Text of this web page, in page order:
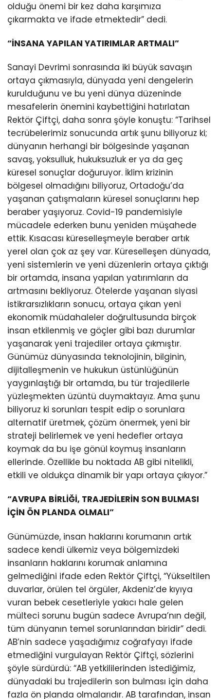
olduğu önemi bir kez daha karşımıza
çıkarmakta ve ifade etmektedir” dedi.
“İNSANA YAPILAN YATIRIMLAR ARTMALI”
Sanayi Devrimi sonrasında iki büyük savaşın
ortaya çıkmasıyla, dünyada yeni dengelerin
kurulduğunu ve bu yeni dünya düzeninde
mesafelerin önemini kaybettiğini hatırlatan
Rektör Çiftçi, daha sonra şöyle konuştu: “Tarihsel
tecrübelerimiz sonucunda artık şunu biliyoruz ki;
dünyanın herhangi bir bölgesinde yaşanan
savaş, yoksulluk, hukuksuzluk er ya da geç
küresel sonuçlar doğuruyor. İklim krizinin
bölgesel olmadığını biliyoruz, Ortadoğu’da
yaşanan çatışmaların küresel sonuçlarını hep
beraber yaşıyoruz. Covid-19 pandemisiyle
mücadele ederken bunu yeniden müşahede
ettik. Kısacası küreselleşmeyle beraber artık
yerel olan çok az şey var. Küreselleşen dünyada,
yeni sistemlerin ve yeni düzenlerin ortaya çıktığı
bir ortamda, insana yapılan yatırımların da
artmasını bekliyoruz. Ötelerde yaşanan siyasi
istikrarsızlıkların sonucu, ortaya çıkan yeni
ekonomik müdahaleler doğrultusunda birçok
insan etkilenmiş ve göçler gibi bazı durumlar
yaşanarak yeni trajediler ortaya çıkmıştır.
Günümüz dünyasında teknolojinin, bilginin,
dijitalleşmenin ve hukukun üstünlüğünün
yaygınlaştığı bir ortamda, bu tür trajedilerle
yüzleşmekten üzüntü duymaktayız. Ama şunu
biliyoruz ki sorunları tespit edip o sorunlara
alternatif üretmek, çözüm önermek, yeni bir
strateji belirlemek ve yeni hedefler ortaya
koymak da bu işe gönül koymuş insanların
ellerinde. Özellikle bu noktada AB gibi nitelikli,
etkili ve oldukça dinamik bir yapı ortaya çıkıyor.”
“AVRUPA BİRLİĞİ, TRAJEDİLERİN SON BULMASI
İÇİN ÖN PLANDA OLMALI”
Günümüzde, insan haklarını korumanın artık
sadece kendi ülkemiz veya bölgemizdeki
insanların haklarını korumak anlamına
gelmediğini ifade eden Rektör Çiftçi, “Yükseltilen
duvarlar, örülen tel örgüler, Akdeniz’de kıyıya
vuran bebek cesetleriyle yakıcı hale gelen
mülteci sorunu bugün sadece Avrupa’nın değil,
tüm dünyanın temel sorunlarından biridir” dedi.
AB’nin sadece yaşadığımız coğrafyayı ifade
etmediğini vurgulayan Rektör Çiftçi, sözlerini
şöyle sürdürdü: “AB yetkililerinden istediğimiz,
dünyadaki bu trajedilerin son bulması için daha
fazla ön planda olmalarıdır. AB tarafından, insan